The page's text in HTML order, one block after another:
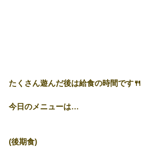
たくさん遊んだ後は給食の時間です🍴
今日のメニューは…
(後期食)